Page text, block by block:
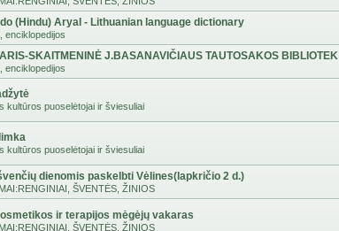
(Hindu) Aryal - Lithuanian language dictionary
enciklopedijos
SKAITMENINĖ J.BASANAVIČIAUS TAUTOSAKOS BIBLIOTEK
enciklopedijos
kultūros puoselėtojai ir šviesuliai
kultūros puoselėtojai ir šviesuliai
dienomis paskelbti Vėlines(lapkričio 2 d.)
ŠVENTĖS, ŽINIOS
ir terapijos mėgėjų vakaras
ŠVENTĖS, ŽINIOS